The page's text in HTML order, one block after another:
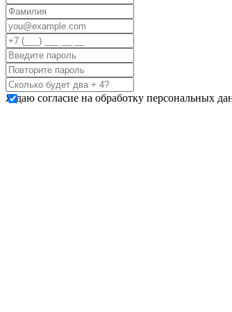
Я даю согласие на обработку персональных